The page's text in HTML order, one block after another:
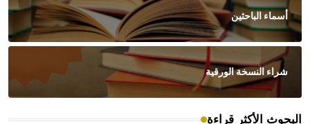
أسماء الباحثين
شراء النسخة الورقية
البحوث الأكثر قراءة